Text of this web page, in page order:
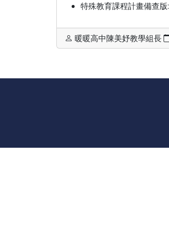
特殊教育課程計畫備查版:
暖暖高中陳美妤教學組長